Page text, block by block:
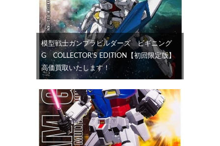
模型戦士ガンプラビルダーズ ビギニング
G COLLECTOR’S EDITION【初回限定版】
高価買取いたします！